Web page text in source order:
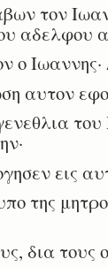
τον
αδελφου
ο
αυτον
εις
της
δια τους